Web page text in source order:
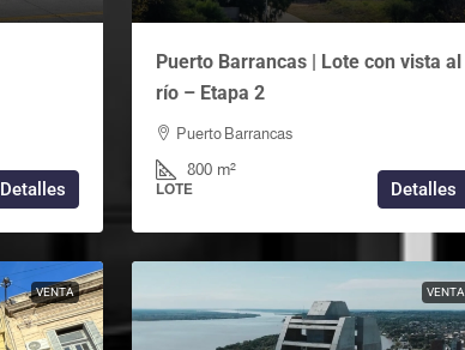
Detalles
Puerto Barrancas | Lote con vista al
río – Etapa 2
Puerto Barrancas
800 m²
LOTE Detalles
VENTA VENTA